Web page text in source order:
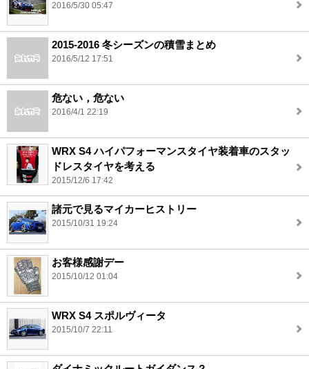
2016/5/30 05:47
2015-2016 冬シーズンの積雪まとめ
2016/5/12 17:51
危ない，危ない
2016/4/1 22:19
WRX S4 ハイパフォーマンスタイヤ装着車のスタッ
ドレスタイヤを考える
2015/12/6 17:42
諸元で見るマイカーヒストリー
2015/10/31 19:24
お客様感謝デー
2015/10/12 01:04
WRX S4 スポルヴィータ
2015/10/7 22:11